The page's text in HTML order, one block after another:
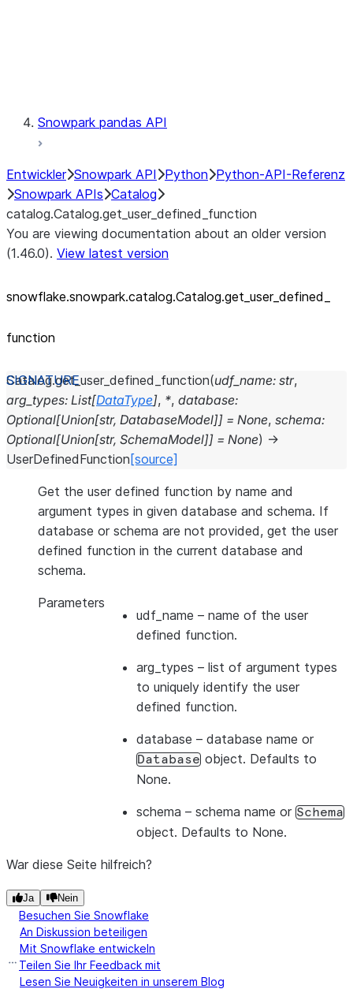
Snowpark pandas API
Entwickler Snowpark API Python Python-API-Referenz
Snowpark APIs Catalog
catalog.Catalog.get_user_defined_function
You are viewing documentation about an older version
(1.46.0). View latest version
snowflake.snowpark.catalog.Catalog.get_ user_ defined_
function
Catalog.get_user_defined_function(udf_name: str,
arg_types: List[DataType], *, database:
Optional[Union[str, DatabaseModel]] = None, schema:
Optional[Union[str, SchemaModel]] = None) →
UserDefinedFunction [source]
Get the user defined function by name and
argument types in given database and schema. If
database or schema are not provided, get the user
defined function in the current database and
schema.
Parameters
udf_name – name of the user
defined function.
arg_types – list of argument types
to uniquely identify the user
defined function.
database – database name or
Database object. Defaults to
None.
schema – schema name or Schema
object. Defaults to None.
War diese Seite hilfreich?
Ja Nein
Besuchen Sie Snowflake
An Diskussion beteiligen
Mit Snowflake entwickeln
Teilen Sie Ihr Feedback mit
Lesen Sie Neuigkeiten in unserem Blog